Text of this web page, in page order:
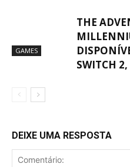
GAMES
THE
SWITCH 2,
DEIXE UMA RESPOSTA